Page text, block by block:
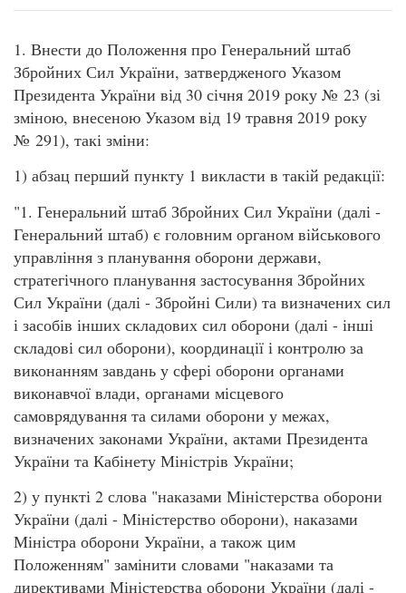
1. Внести до Положення про Генеральний штаб
Збройних Сил України, затвердженого Указом
Президента України від 30 січня 2019 року № 23 (зі
зміною, внесеною Указом від 19 травня 2019 року
№ 291), такі зміни:
1) абзац перший пункту 1 викласти в такій редакції:
"1. Генеральний штаб Збройних Сил України (далі -
Генеральний штаб) є головним органом військового
управління з планування оборони держави,
стратегічного планування застосування Збройних
Сил України (далі - Збройні Сили) та визначених сил
і засобів інших складових сил оборони (далі - інші
складові сил оборони), координації і контролю за
виконанням завдань у сфері оборони органами
виконавчої влади, органами місцевого
самоврядування та силами оборони у межах,
визначених законами України, актами Президента
України та Кабінету Міністрів України;
2) у пункті 2 слова "наказами Міністерства оборони
України (далі - Міністерство оборони), наказами
Міністра оборони України, а також цим
Положенням" замінити словами "наказами та
директивами Міністерства оборони України (далі -